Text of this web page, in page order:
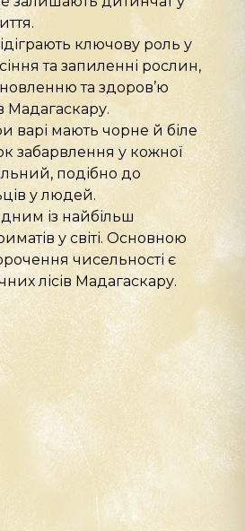
ключову роль у
та запиленні рослин,
та здоров’ю
Мадагаскару.
варі мають чорне й біле
забарвлення у кожної
подібно до
у людей.
із найбільш
у світі. Основною
чисельності є
лісів Мадагаскару.